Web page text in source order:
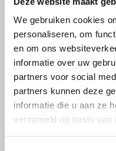
We gebruiken cookies
personaliseren, om
en om ons
informatie over uw
partners voor social
partners kunnen deze
informatie die u aan ze
verzameld op basis van